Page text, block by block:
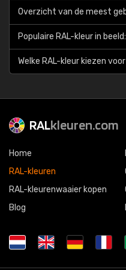
Overzicht van de meest
Populaire RAL-kleur in
Welke RAL-kleur kiezen
RALkleuren.com
Home
RAL-kleuren
RAL-kleurenwaaier kopen
Blog